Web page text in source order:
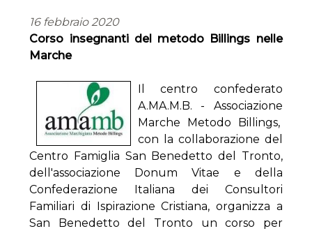
16 febbraio 2020
Corso insegnanti del metodo Billings nelle
Marche
Il centro confederato
A.MA.M.B. - Associazione
Marche Metodo Billings,
con la collaborazione del
Centro Famiglia San Benedetto del Tronto,
dell'associazione Donum Vitae e della
Confederazione Italiana dei Consultori
Familiari di Ispirazione Cristiana, organizza a
San Benedetto del Tronto un corso per